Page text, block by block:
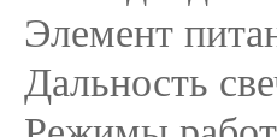
Элемент
Дальность